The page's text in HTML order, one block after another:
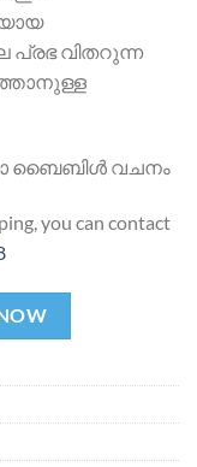
പ്രഭ വിതറുന്ന
ബൈബിൾ വചനം
you can contact
quantity